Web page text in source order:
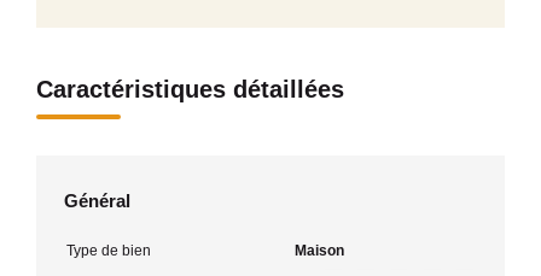
Caractéristiques détaillées
Général
Type de bien Maison